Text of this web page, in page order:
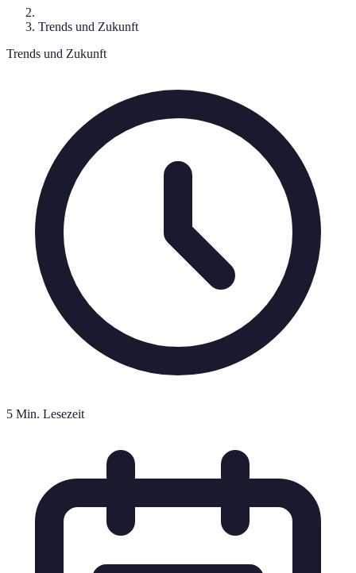
Trends und Zukunft
Trends und Zukunft
5 Min. Lesezeit